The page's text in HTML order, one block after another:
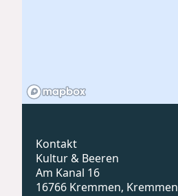
Kontakt
Kultur & Beeren
Am Kanal 16
16766 Kremmen, Kremmen